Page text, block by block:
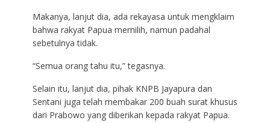
Makanya, lanjut dia, ada rekayasa untuk mengklaim
bahwa rakyat Papua memilih, namun padahal
sebetulnya tidak.
“Semua orang tahu itu,” tegasnya.
Selain itu, lanjut dia, pihak KNPB Jayapura dan
Sentani juga telah membakar 200 buah surat khusus
dari Prabowo yang diberikan kepada rakyat Papua.